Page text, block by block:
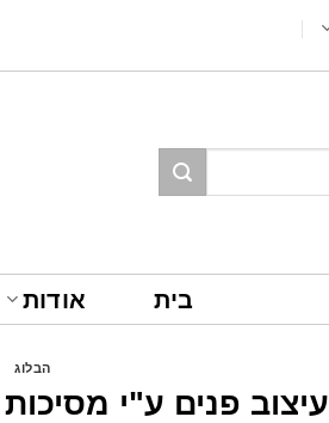
בית אודות
הבלוג
עיצוב פנים ע"י